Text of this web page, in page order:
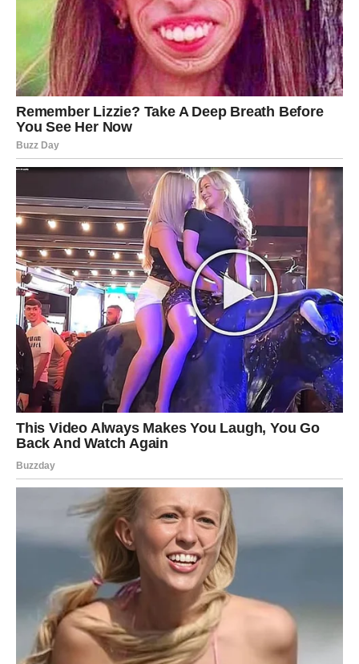
poziciju koju želi.
U ovom ciklusu, vi ste oni koji menjaju pravila igre. Ali
univerzum od vas traži jednu stvar: da ne pucate iz
praznog topa. Da birate bitke.
Kada to uradite, rezultati dolaze brže nego što očekujete.
Finansije mogu krenuti nabolje kroz samostalnu
sigurnost.
Ljubav i odnosi
Ovan u ljubavi želi sve odmah – ali sada uči da prava
ljubav nije osvajanje, već prisutnost.
Ako ste u vezi, odnos dobija novu energiju. Moguće je da
rešavate problem koji se ponavljao, ali sada ga rešavate
zrelo: bez bežanja, bez dokazivanja, sa jasnim stavom.
Slobodni Ovnovi imaju šansu za susret koji počinje kao
varnica, ali može prerasti u nešto ozbiljnije – baš zato što
ste sada spremniji za stabilnost nego ranije.
Karmička lekcija Ovna
Ovan shvata da snaga nije samo udarac napred, već i
sposobnost dasačeka pravi trenutak.
Kada se zvezde smiluju Ovnu, one mu daju priliku da
pobedi – ali ne da pregazi, već da izgradi.
BIK – KONAČNO MIR U DUŠI:
STABILNOST KOJA SE NE RUŠI